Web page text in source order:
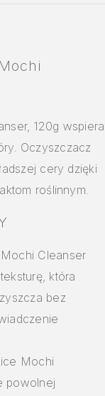
120g wspiera
Oczyszczacz
cery dzięki
roślinnym.
Cleanser
która
bez
Mochi
powolnej